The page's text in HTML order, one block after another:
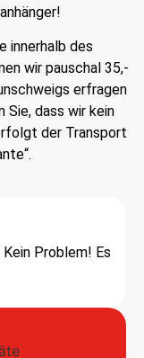
innerhalb des
wir pauschal 35,-
erfragen
dass wir kein
der Transport
Problem! Es